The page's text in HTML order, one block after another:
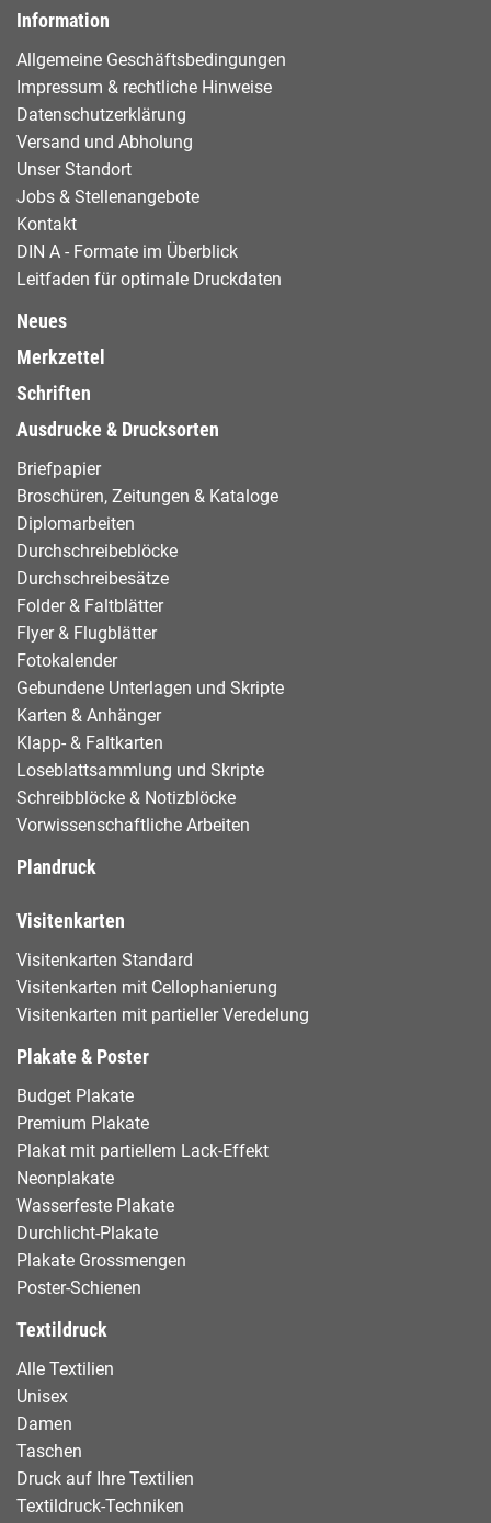
Information
Allgemeine Geschäftsbedingungen
Impressum & rechtliche Hinweise
Datenschutzerklärung
Versand und Abholung
Unser Standort
Jobs & Stellenangebote
Kontakt
DIN A - Formate im Überblick
Leitfaden für optimale Druckdaten
Neues
Merkzettel
Schriften
Ausdrucke & Drucksorten
Briefpapier
Broschüren, Zeitungen & Kataloge
Diplomarbeiten
Durchschreibeblöcke
Durchschreibesätze
Folder & Faltblätter
Flyer & Flugblätter
Fotokalender
Gebundene Unterlagen und Skripte
Karten & Anhänger
Klapp- & Faltkarten
Loseblattsammlung und Skripte
Schreibblöcke & Notizblöcke
Vorwissenschaftliche Arbeiten
Plandruck
Visitenkarten
Visitenkarten Standard
Visitenkarten mit Cellophanierung
Visitenkarten mit partieller Veredelung
Plakate & Poster
Budget Plakate
Premium Plakate
Plakat mit partiellem Lack-Effekt
Neonplakate
Wasserfeste Plakate
Durchlicht-Plakate
Plakate Grossmengen
Poster-Schienen
Textildruck
Alle Textilien
Unisex
Damen
Taschen
Druck auf Ihre Textilien
Textildruck-Techniken